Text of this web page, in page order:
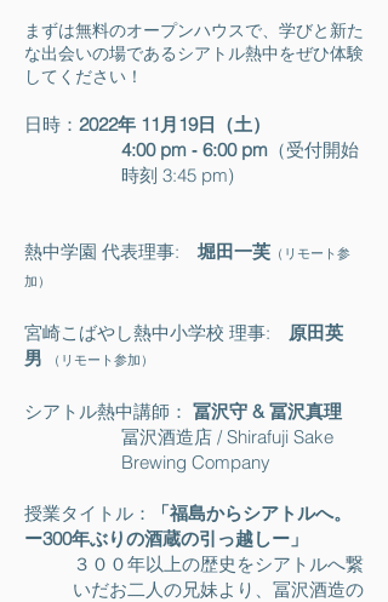
まずは無料のオープンハウスで、学びと新た
な出会いの場であるシアトル熱中をぜひ体験
してください！
日時： 2022年 11月19日（土）
4:00 pm ‐ 6:00 pm （受付開始
時刻 3:45 pm)​
熱中学園 代表理事:堀田一芙 （リモート参
加）
宮崎こばやし熱中小学校 理事: 原田英
男
（リモート参加）
シアトル熱中講師： 冨沢守 & 冨沢真理
冨沢酒造店 / Shirafuji Sake
Brewing Company
授業タイトル：
「福島からシアトルへ。
ー300年ぶりの酒蔵の引っ越しー」
３００年以上の歴史をシアトルへ繋
いだお二人の兄妹より、冨沢酒造の